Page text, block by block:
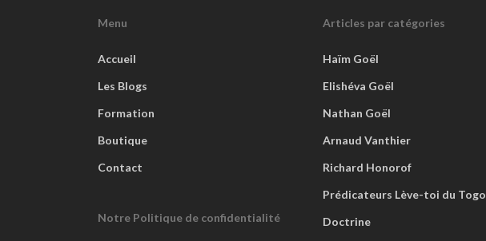
Menu
Accueil
Les Blogs
Formation
Boutique
Contact
Notre Politique de confidentialité
Articles par catégories
Haïm Goël
Elishéva Goël
Nathan Goël
Arnaud Vanthier
Richard Honorof
Prédicateurs Lève-toi du Togo
Doctrine